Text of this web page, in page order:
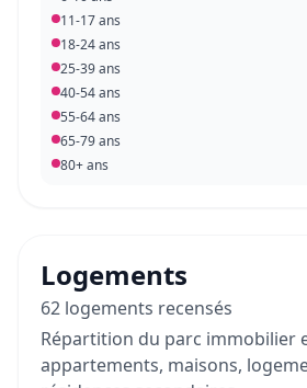
11-17 ans
18-24 ans
25-39 ans
40-54 ans
55-64 ans
65-79 ans
80+ ans
Logements
62 logements recensés
Répartition du parc immobilier
appartements, maisons,